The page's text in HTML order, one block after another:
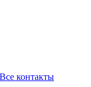
Все контакты